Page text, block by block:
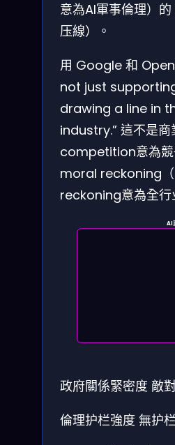
意為AI軍事倫理）
压線）。
用 Google 和
not just
drawing a line in
industry.” 這不是
competition意為
moral reckoning
reckoning意為全行
AI
政府關係緊密度 敵
倫理护栏強度 無护栏